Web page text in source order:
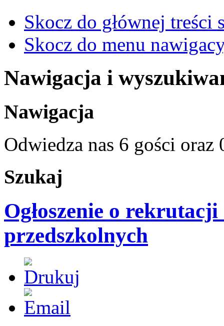
Skocz do głównej treści
Skocz do menu
Nawigacja i
Nawigacja
Odwiedza nas 6 gości
Szukaj
Ogłoszenie o
przedszkolnych